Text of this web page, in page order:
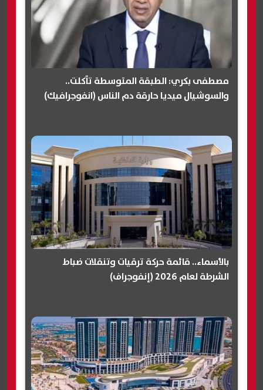
مصطفى بكري: الطبقة المتوسطة تآكلت..
والسوشيال ميديا حارقة دم الناس (انفوجرافيك)
بالأسماء.. قائمة حركة ترقيات وتنقلات ضباط
الشرطة لعام 2026 (إنفوجراف)